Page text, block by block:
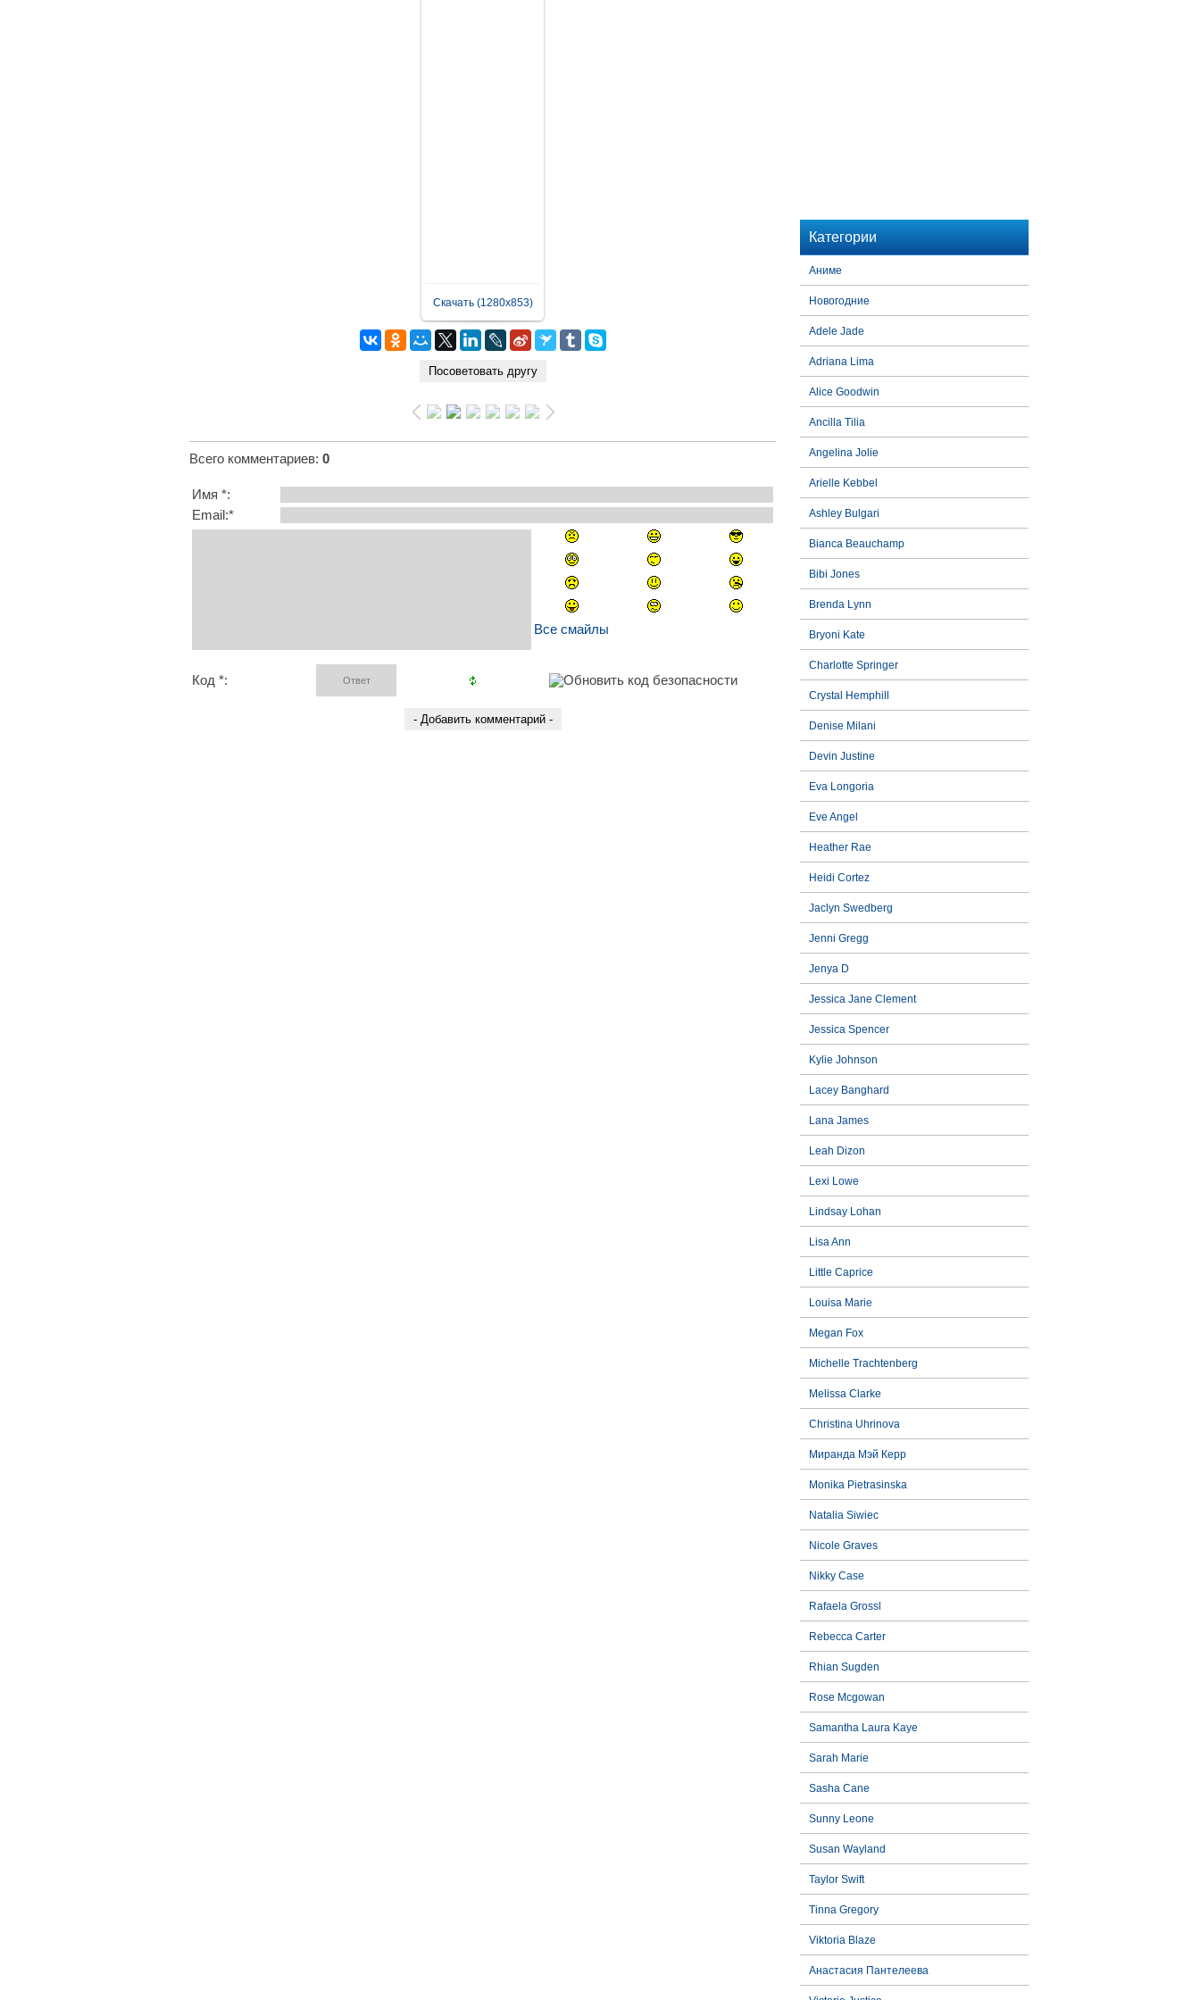
Скачать (1280x853)
Всего комментариев: 0
Имя *:
Email:*
Все смайлы
Код *:
Категории
Аниме
Новогодние
Adele Jade
Adriana Lima
Alice Goodwin
Ancilla Tilia
Angelina Jolie
Arielle Kebbel
Ashley Bulgari
Bianca Beauchamp
Bibi Jones
Brenda Lynn
Bryoni Kate
Charlotte Springer
Crystal Hemphill
Denise Milani
Devin Justine
Eva Longoria
Eve Angel
Heather Rae
Heidi Cortez
Jaclyn Swedberg
Jenni Gregg
Jenya D
Jessica Jane Clement
Jessica Spencer
Kylie Johnson
Lacey Banghard
Lana James
Leah Dizon
Lexi Lowe
Lindsay Lohan
Lisa Ann
Little Caprice
Louisa Marie
Megan Fox
Michelle Trachtenberg
Melissa Clarke
Christina Uhrinova
Миранда Мэй Керр
Monika Pietrasinska
Natalia Siwiec
Nicole Graves
Nikky Case
Rafaela Grossl
Rebecca Carter
Rhian Sugden
Rose Mcgowan
Samantha Laura Kaye
Sarah Marie
Sasha Cane
Sunny Leone
Susan Wayland
Taylor Swift
Tinna Gregory
Viktoria Blaze
Анастасия Пантелеева